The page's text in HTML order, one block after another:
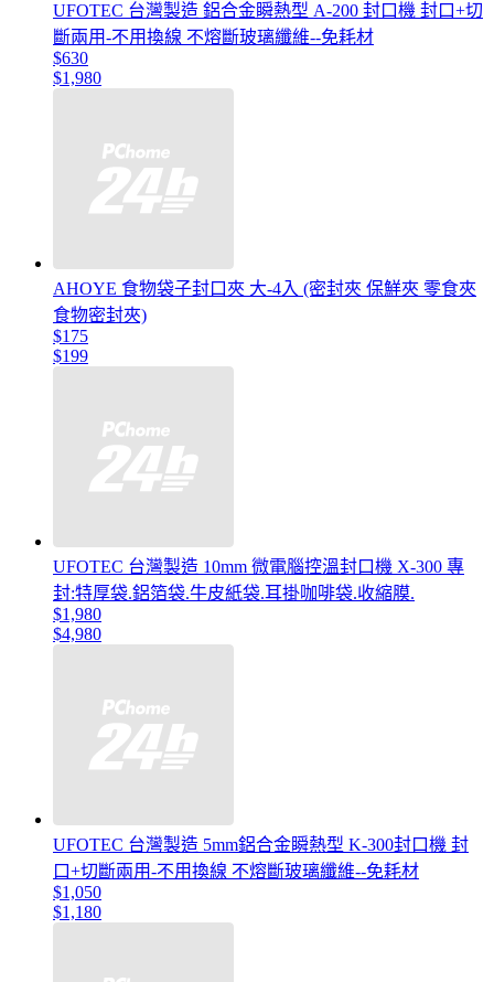
UFOTEC 台灣製造 鋁合金瞬熱型 A-200 封口機 封口+切
斷兩用-不用換線 不熔斷玻璃纖維--免耗材
$630
$1,980
AHOYE 食物袋子封口夾 大-4入 (密封夾 保鮮夾 零食夾
食物密封夾)
$175
$199
UFOTEC 台灣製造 10mm 微電腦控溫封口機 X-300 專
封:特厚袋.鋁箔袋.牛皮紙袋.耳掛咖啡袋.收縮膜.
$1,980
$4,980
UFOTEC 台灣製造 5mm鋁合金瞬熱型 K-300封口機 封
口+切斷兩用-不用換線 不熔斷玻璃纖維--免耗材
$1,050
$1,180